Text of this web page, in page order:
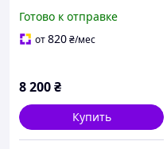
стильный овальный лофт
стол трансформер
Готово к отправке
от820₴/мес
8 200₴
Купить